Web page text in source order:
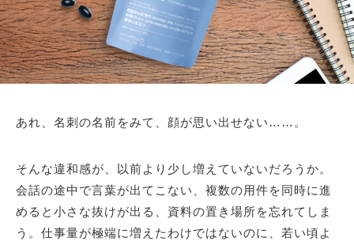
あれ、名刺の名前をみて、顔が思い出せない……。
そんな違和感が、以前より少し増えていないだろうか。
会話の途中で言葉が出てこない、複数の用件を同時に進
めると小さな抜けが出る、資料の置き場所を忘れてしま
う。仕事量が極端に増えたわけではないのに、若い頃よ